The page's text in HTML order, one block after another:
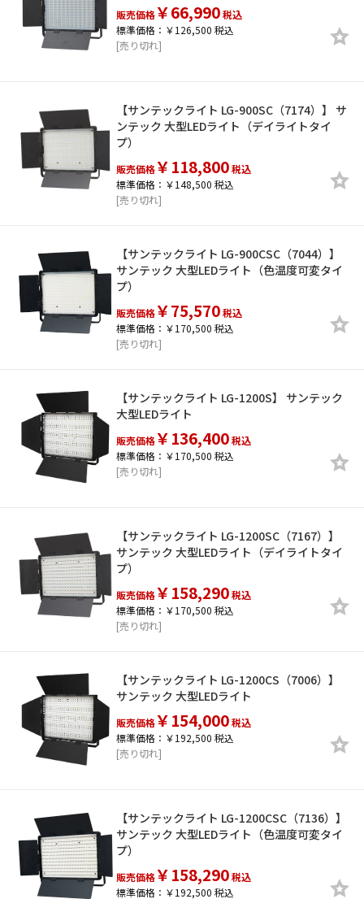
販売価格￥66,990税込
標準価格：￥126,500 税込
[売り切れ]
【サンテックライト LG-900SC（7174）】 サ
ンテック 大型LEDライト（デイライトタイ
プ）
販売価格￥118,800税込
標準価格：￥148,500 税込
[売り切れ]
【サンテックライト LG-900CSC（7044）】
サンテック 大型LEDライト（色温度可変タイ
プ）
販売価格￥75,570税込
標準価格：￥170,500 税込
[売り切れ]
【サンテックライト LG-1200S】 サンテック
大型LEDライト
販売価格￥136,400税込
標準価格：￥170,500 税込
[売り切れ]
【サンテックライト LG-1200SC（7167）】
サンテック 大型LEDライト（デイライトタイ
プ）
販売価格￥158,290税込
標準価格：￥170,500 税込
[売り切れ]
【サンテックライト LG-1200CS（7006）】
サンテック 大型LEDライト
販売価格￥154,000税込
標準価格：￥192,500 税込
[売り切れ]
【サンテックライト LG-1200CSC（7136）】
サンテック 大型LEDライト（色温度可変タイ
プ）
販売価格￥158,290税込
標準価格：￥192,500 税込